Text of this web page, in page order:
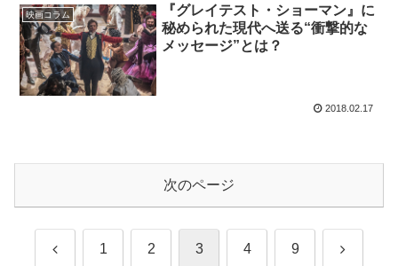
映画コラム
『グレイテスト・ショーマン』に
秘められた現代へ送る“衝撃的な
メッセージ”とは？
2018.02.17
次のページ
前 1 2 3 4 9 次